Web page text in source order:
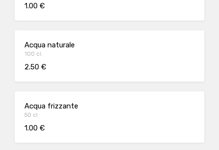
1.00 €
Acqua naturale
100 cl.
2.50 €
Acqua frizzante
50 cl
1.00 €